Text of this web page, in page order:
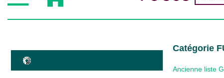
Catégorie
Ancienne liste